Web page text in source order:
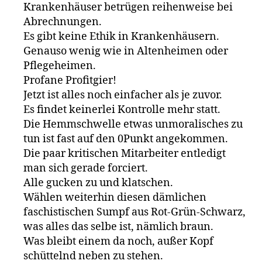
Krankenhäuser betrügen reihenweise bei
Abrechnungen.
Es gibt keine Ethik in Krankenhäusern.
Genauso wenig wie in Altenheimen oder
Pflegeheimen.
Profane Profitgier!
Jetzt ist alles noch einfacher als je zuvor.
Es findet keinerlei Kontrolle mehr statt.
Die Hemmschwelle etwas unmoralisches zu
tun ist fast auf den 0Punkt angekommen.
Die paar kritischen Mitarbeiter entledigt
man sich gerade forciert.
Alle gucken zu und klatschen.
Wählen weiterhin diesen dämlichen
faschistischen Sumpf aus Rot-Grün-Schwarz,
was alles das selbe ist, nämlich braun.
Was bleibt einem da noch, außer Kopf
schüttelnd neben zu stehen.